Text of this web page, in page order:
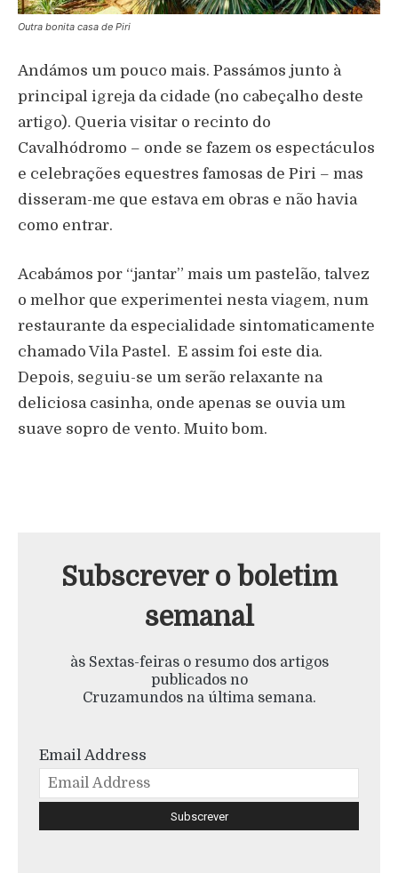
Outra bonita casa de Piri
Andámos um pouco mais. Passámos junto à
principal igreja da cidade (no cabeçalho deste
artigo). Queria visitar o recinto do
Cavalhódromo – onde se fazem os espectáculos
e celebrações equestres famosas de Piri – mas
disseram-me que estava em obras e não havia
como entrar.
Acabámos por “jantar” mais um pastelão, talvez
o melhor que experimentei nesta viagem, num
restaurante da especialidade sintomaticamente
chamado Vila Pastel. E assim foi este dia.
Depois, seguiu-se um serão relaxante na
deliciosa casinha, onde apenas se ouvia um
suave sopro de vento. Muito bom.
Subscrever o boletim
semanal
às Sextas-feiras o resumo dos artigos
publicados no
Cruzamundos na última semana.
Email Address